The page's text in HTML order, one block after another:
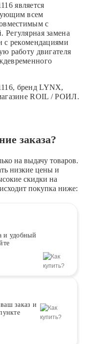
является
всем
с
замена
с рекомендациями
работу двигателя
бренд LYNX,
ROIL / РОИЛ.
заказа?
на выдачу товаров.
низкие цены и
скидки на
покупка ниже:
и удобный
заказ и